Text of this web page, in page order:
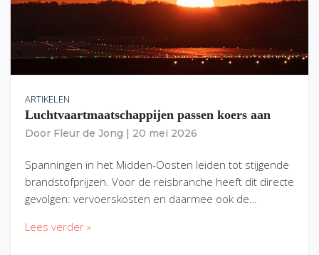
ARTIKELEN
Luchtvaartmaatschappijen passen koers aan
Door Fleur de Jong 20 mei 2026
Spanningen in het Midden-Oosten leiden tot stijgende
brandstofprijzen. Voor de reisbranche heeft dit directe
gevolgen: vervoerskosten en daarmee ook de…
Lees verder »